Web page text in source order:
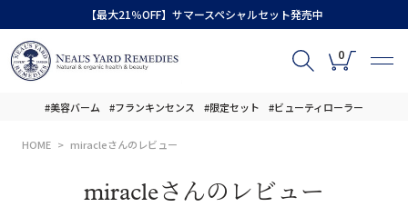
【最大21％OFF】サマースペシャルセット発売中
0
#美容バーム #フランキンセンス #限定セット #ビューティローラー
HOME miracleさんのレビュー
miracleさんのレビュー